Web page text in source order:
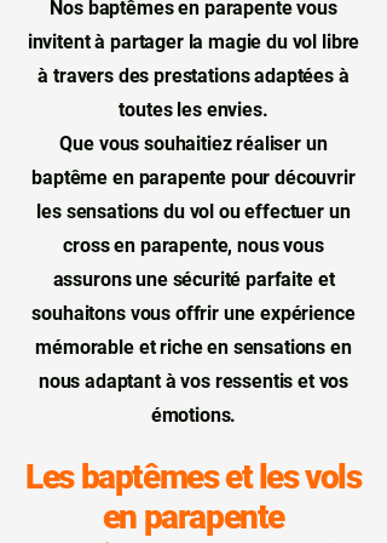
régulières, ascendances douces sur les
reliefs bien exposés, flux de vallée qui
permettent des vols confortables et
progressifs. Cette configuration rend le
site particulièrement adapté aux
baptêmes parapente découverte et aux
vols contemplatifs.
Depuis le décollage, les panoramas
s'ouvrent rapidement sur l'ensemble de
la Combe de Savoie. À l'ouest, le massif
des Bauges domine avec ses falaises
calcaires et ses forêts profondes. Au sud-
ouest, la chaîne de Belledonne dessine
une ligne alpine plus minérale et plus
haute. Vers Albertville et les vallées
intérieures de Savoie, les reliefs
massifs alpins de Tarentaise et de
Maurienne.
Voler en parapente à Chamoux-sur-
Nos baptêmes en parapente vous
invitent à partager la magie du vol libre
à travers des prestations adaptées à
toutes les envies.
Que vous souhaitiez réaliser un
baptême en parapente pour découvrir
les sensations du vol ou effectuer un
cross en parapente, nous vous
assurons une sécurité parfaite et
souhaitons vous offrir une expérience
mémorable et riche en sensations en
nous adaptant à vos ressentis et vos
émotions.
Les baptêmes et les vols
en parapente